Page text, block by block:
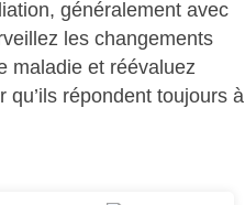
généralement avec
les changements
maladie et réévaluez
répondent toujours à